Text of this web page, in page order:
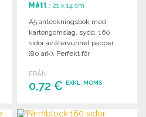
Mått : 21 x 14 cm
A5 anteckningsbok med
kartongomslag, sydd, 160
sidor av återvunnet papper
(80 ark). Perfekt för
FRÅN
0,72 €EXKL. MOMS
BESTÄLL